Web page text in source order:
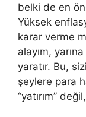
belki de en
Yüksek
karar verme
alayım,
yaratır. Bu,
şeylere para
“yatırım”